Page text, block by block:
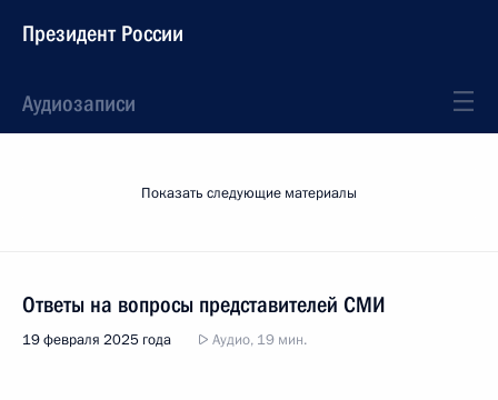
Президент России
Аудиозаписи
Показать следующие материалы
Ответы на вопросы представителей СМИ
19 февраля 2025 года Аудио, 19 мин.